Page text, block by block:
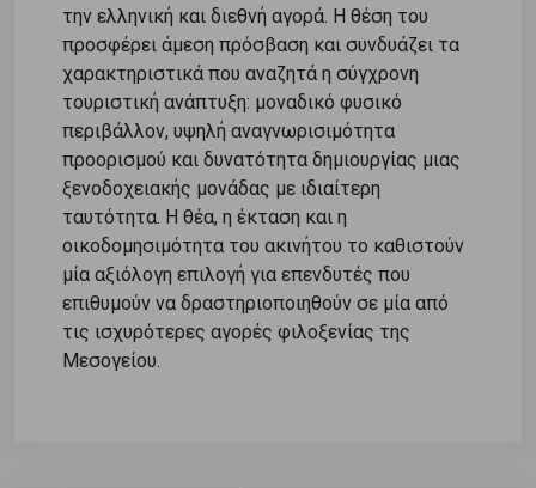
την ελληνική και διεθνή αγορά. Η θέση του
προσφέρει άμεση πρόσβαση και συνδυάζει τα
χαρακτηριστικά που αναζητά η σύγχρονη
τουριστική ανάπτυξη: μοναδικό φυσικό
περιβάλλον, υψηλή αναγνωρισιμότητα
προορισμού και δυνατότητα δημιουργίας μιας
ξενοδοχειακής μονάδας με ιδιαίτερη
ταυτότητα. Η θέα, η έκταση και η
οικοδομησιμότητα του ακινήτου το καθιστούν
μία αξιόλογη επιλογή για επενδυτές που
επιθυμούν να δραστηριοποιηθούν σε μία από
τις ισχυρότερες αγορές φιλοξενίας της
Μεσογείου.